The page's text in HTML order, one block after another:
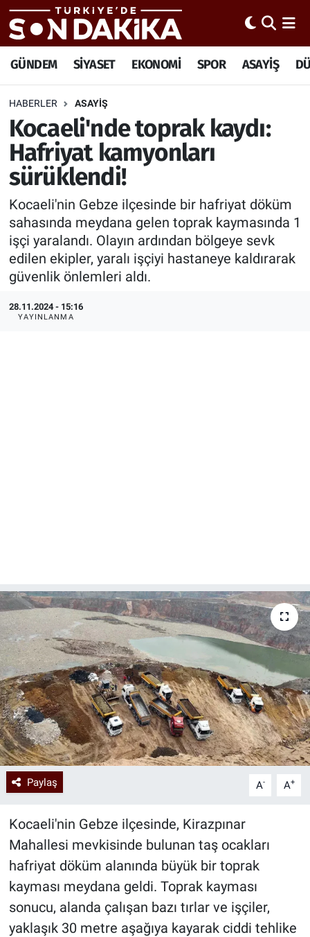
GÜNDEM SİYASET EKONOMİ SPOR ASAYİŞ
HABERLER ASAYİŞ
Kocaeli'nde toprak kaydı:
Hafriyat kamyonları
sürüklendi!
Kocaeli'nin Gebze ilçesinde bir hafriyat döküm
sahasında meydana gelen toprak kaymasında 1
işçi yaralandı. Olayın ardından bölgeye sevk
edilen ekipler, yaralı işçiyi hastaneye kaldırarak
güvenlik önlemleri aldı.
28.11.2024 - 15:16
YAYINLANMA
Paylaş A- A+
Kocaeli'nin Gebze ilçesinde, Kirazpınar
Mahallesi mevkisinde bulunan taş ocakları
hafriyat döküm alanında büyük bir toprak
kayması meydana geldi. Toprak kayması
sonucu, alanda çalışan bazı tırlar ve işçiler,
yaklaşık 30 metre aşağıya kayarak ciddi tehlike
Trafik Durumu
Süper Lig Puan Durumu ve Fikstür
Tüm Manşetler
Haber Arşivi